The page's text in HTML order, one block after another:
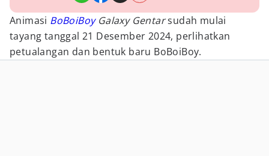
Animasi BoBoiBoyGalaxy Gentarsudah mulai
tayang tanggal 21 Desember 2024, perlihatkan
petualangan dan bentuk baru BoBoiBoy.